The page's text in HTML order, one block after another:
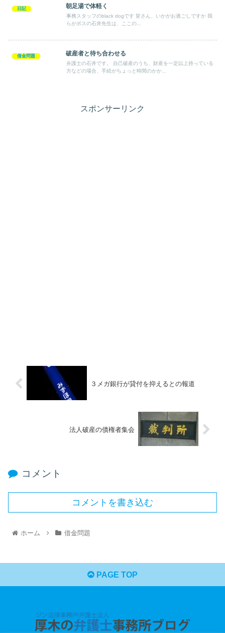
日記 朝足湯で体軽く
事務スタッフのblack dogです 皆さん、いかがお過ごしですか 我
らがボスの石井先生は、ここの...
借金問題 破産者と待ち合わせる
弁護士の石井です。 自己破産のうち、財産を一定以上持っている
方などの場合、手続がちょっと時間のかか...
スポンサーリンク
３メガ銀行が貸付を抑えるとの報道
法人破産の債権者集会
コメント
コメントを書き込む
ホーム 借金問題
PAGE TOP